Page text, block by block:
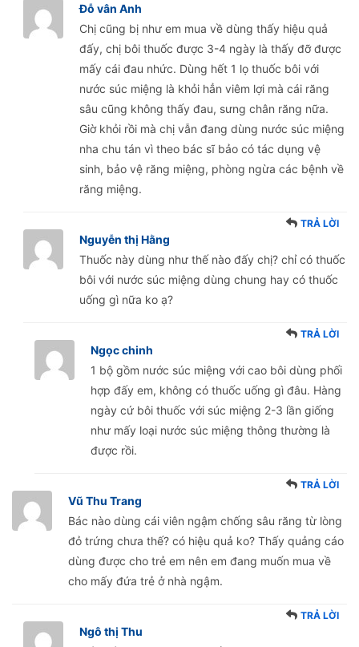
Đỗ vân Anh
Chị cũng bị như em mua về dùng thấy hiệu quả
đấy, chị bôi thuốc được 3-4 ngày là thấy đỡ được
mấy cái đau nhức. Dùng hết 1 lọ thuốc bôi với
nước súc miệng là khỏi hẳn viêm lợi mà cái răng
sâu cũng không thấy đau, sưng chân răng nữa.
Giờ khỏi rồi mà chị vẫn đang dùng nước súc miệng
nha chu tán vì theo bác sĩ bảo có tác dụng vệ
sinh, bảo vệ răng miệng, phòng ngừa các bệnh về
răng miệng.
Nguyễn thị Hằng
TRẢ LỜI
Thuốc này dùng như thế nào đấy chị? chỉ có thuốc
bôi với nước súc miệng dùng chung hay có thuốc
uống gì nữa ko ạ?
Ngọc chinh
TRẢ LỜI
1 bộ gồm nước súc miệng với cao bôi dùng phối
hợp đấy em, không có thuốc uống gì đâu. Hàng
ngày cứ bôi thuốc với súc miệng 2-3 lần giống
như mấy loại nước súc miệng thông thường là
được rồi.
Vũ Thu Trang
TRẢ LỜI
Bác nào dùng cái viên ngậm chống sâu răng từ lòng
đỏ trứng chưa thế? có hiệu quả ko? Thấy quảng cáo
dùng được cho trẻ em nên em đang muốn mua về
cho mấy đứa trẻ ở nhà ngậm.
Ngô thị Thu
TRẢ LỜI